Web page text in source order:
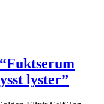
lyster”